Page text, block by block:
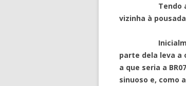
Tendo
vizinha à
Inicialmente,
parte dela leva a
a que seria a
sinuoso e, como